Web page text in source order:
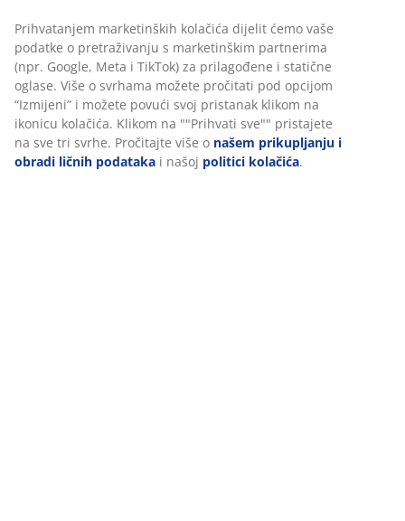
Prihvatanjem marketinških kolačića dijelit ćemo vaše
podatke o pretraživanju s marketinškim partnerima
(npr. Google, Meta i TikTok) za prilagođene i statične
oglase. Više o svrhama možete pročitati pod opcijom
“Izmijeni” i možete povući svoj pristanak klikom na
ikonicu kolačića. Klikom na ""Prihvati sve"" pristajete
na sve tri svrhe. Pročitajte više o našem prikupljanju i
obradi ličnih podataka i našoj politici kolačića.